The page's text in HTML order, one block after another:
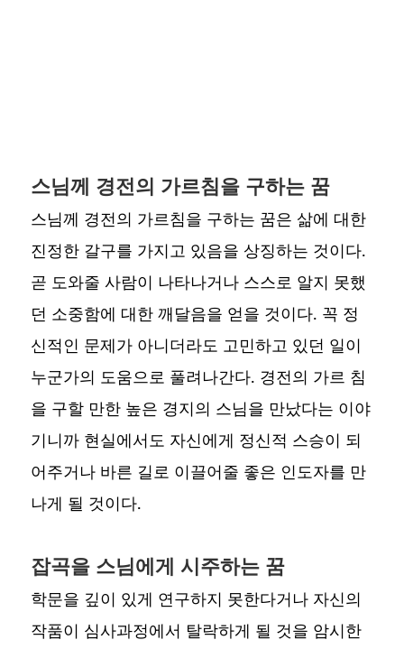
스님께 경전의 가르침을 구하는 꿈
스님께 경전의 가르침을 구하는 꿈은 삶에 대한
진정한 갈구를 가지고 있음을 상징하는 것이다.
곧 도와줄 사람이 나타나거나 스스로 알지 못했
던 소중함에 대한 깨달음을 얻을 것이다. 꼭 정
신적인 문제가 아니더라도 고민하고 있던 일이
누군가의 도움으로 풀려나간다. 경전의 가르 침
을 구할 만한 높은 경지의 스님을 만났다는 이야
기니까 현실에서도 자신에게 정신적 스승이 되
어주거나 바른 길로 이끌어줄 좋은 인도자를 만
나게 될 것이다.
잡곡을 스님에게 시주하는 꿈
학문을 깊이 있게 연구하지 못한다거나 자신의
작품이 심사과정에서 탈락하게 될 것을 암시한